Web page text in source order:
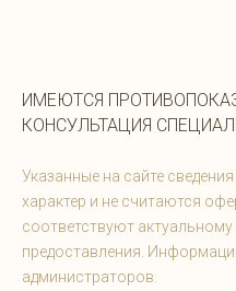
ИМЕЮТСЯ
КОНСУЛЬТАЦИЯ
Указанные на сайте
характер и не считаются
соответствуют
предоставления.
администраторов.